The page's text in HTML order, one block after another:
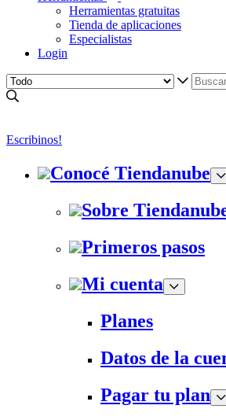
Herramientas gratuitas
Tienda de aplicaciones
Especialistas
Login
Escribinos!
Conocé Tiendanube
Sobre
Primeros pasos
Mi cuenta
Planes
Datos de la
Pagar tu plan